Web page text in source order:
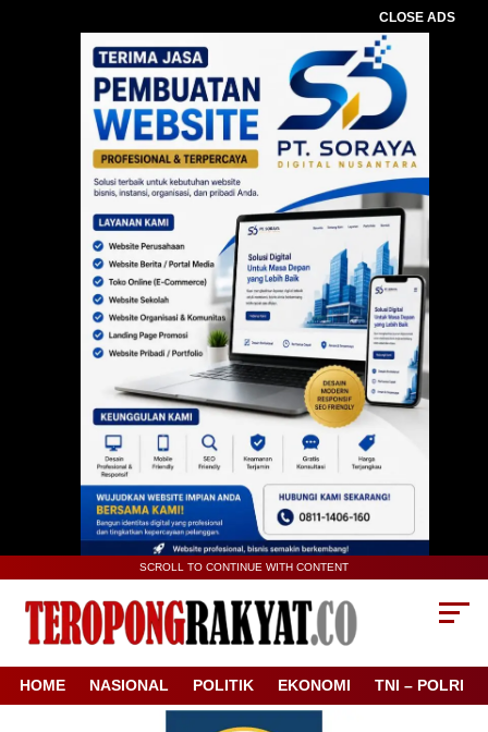
CLOSE ADS
SCROLL TO CONTINUE WITH CONTENT
HOME NASIONAL POLITIK EKONOMI TNI – POLRI